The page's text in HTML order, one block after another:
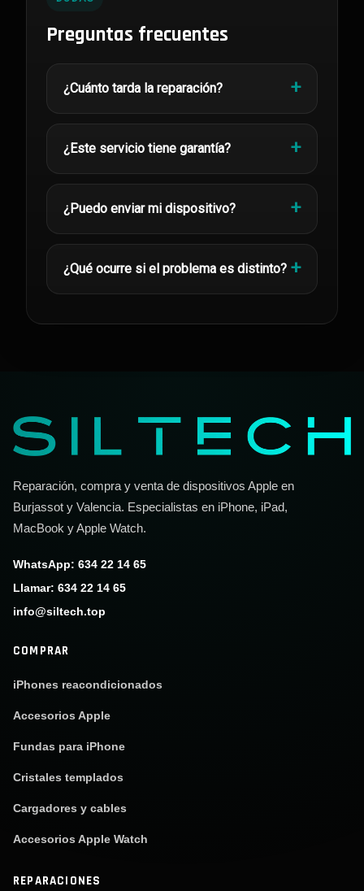
Preguntas frecuentes
¿Cuánto tarda la reparación?
¿Este servicio tiene garantía?
¿Puedo enviar mi dispositivo?
¿Qué ocurre si el problema es distinto?
Reparación, compra y venta de dispositivos Apple en
Burjassot y Valencia. Especialistas en iPhone, iPad,
MacBook y Apple Watch.
WhatsApp: 634 22 14 65
Llamar: 634 22 14 65
info@siltech.top
COMPRAR
iPhones reacondicionados
Accesorios Apple
Fundas para iPhone
Cristales templados
Cargadores y cables
Accesorios Apple Watch
REPARACIONES